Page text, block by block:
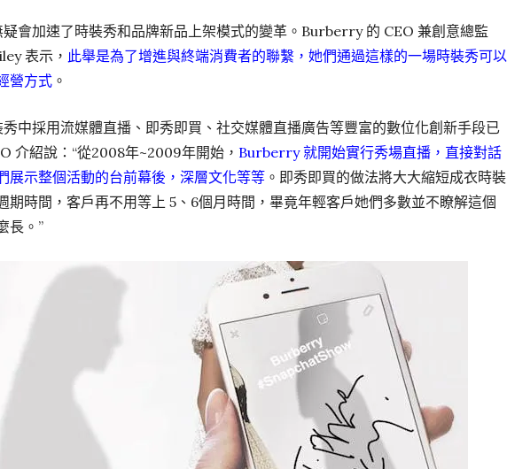
會加速了時裝秀和品牌新品上架模式的變革。Burberry 的 CEO 兼創意總監
表示， 此舉是為了增進與終端消費者的聯繫，她們通過這樣的一場時裝秀可以
營方式 。
中採用流媒體直播、即秀即買、社交媒體直播廣告等豐富的數位化創新手段已
介紹說：“從2008年~2009年開始， Burberry 就開始實行秀場直播，直接對話
展示整個活動的台前幕後，深層文化等等 。即秀即買的做法將大大縮短成衣時裝
期時間，客戶再不用等上 5、6個月時間，畢竟年輕客戶她們多數並不瞭解這個
長。”